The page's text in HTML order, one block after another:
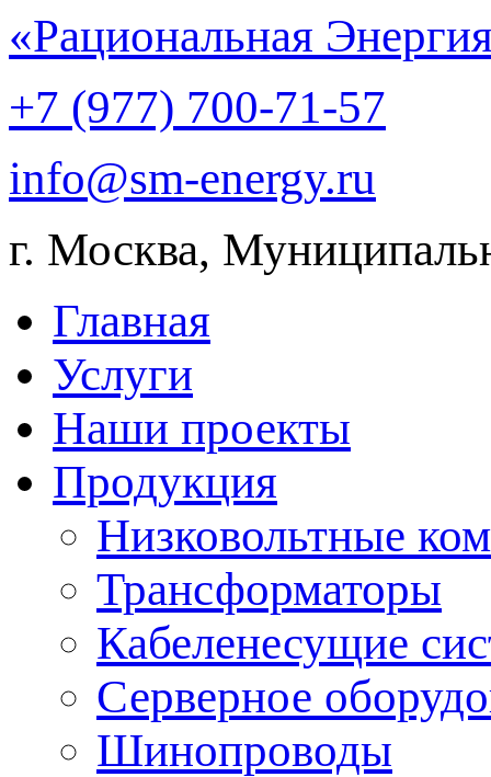
«Рациональная
+7 (977) 700-71-57
info@sm-energy.ru
г. Москва,
Главная
Услуги
Наши проекты
Продукция
Низковольтные
Трансформаторы
Кабеленесущие
Серверное
Шинопроводы